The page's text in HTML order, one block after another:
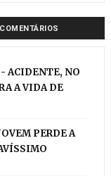
COMENTÁRIOS
ACIDENTE, NO
A VIDA DE
PERDE A